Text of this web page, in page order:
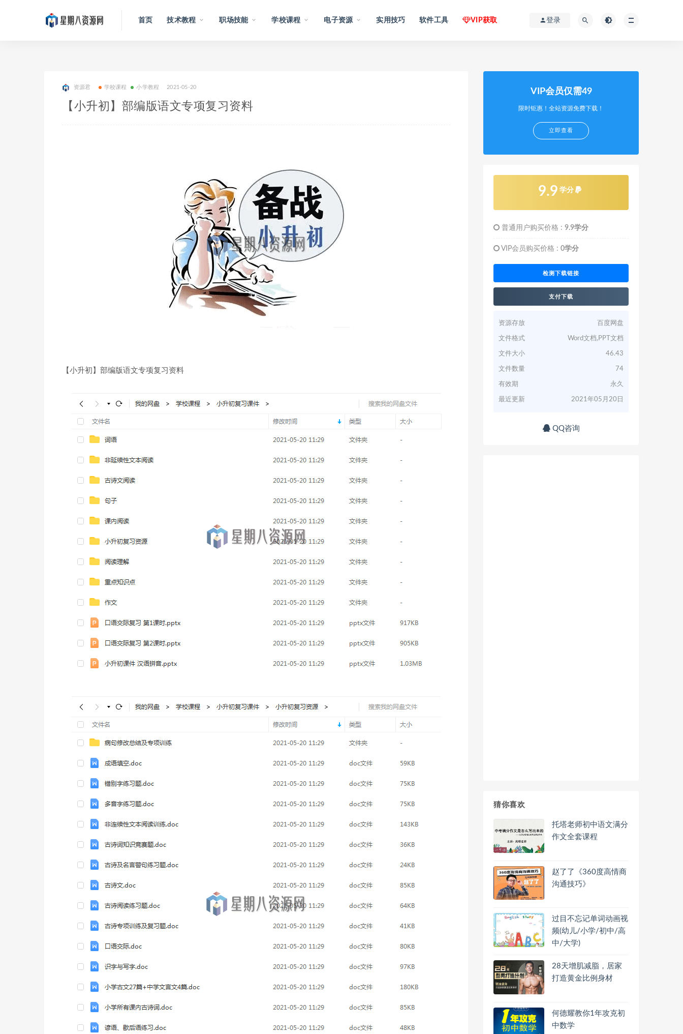
首页 技术教程 职场技能 学校课程 电子资源 实用技巧 软件工具 VIP获取 登录
资源君 学校课程 小学教程 2021-05-20
【小升初】部编版语文专项复习资料
【小升初】部编版语文专项复习资料
VIP会员仅需49
限时钜惠！全站资源免费下载！
立即查看
9.9 学分
普通用户购买价格 : 9.9学分
VIP会员购买价格 : 0学分
检测下载链接
支付下载
资源存放 百度网盘
文件格式 Word文档,PPT文档
文件大小 46.43
文件数量 74
有效期 永久
最近更新 2021年05月20日
QQ咨询
猜你喜欢
托塔老师初中语文满分
作文全套课程
赵了了《360度高情商
沟通技巧》
过目不忘记单词动画视
频(幼儿/小学/初中/高
中/大学)
28天增肌减脂，居家
打造黄金比例身材
何德耀教你1年攻克初
中数学